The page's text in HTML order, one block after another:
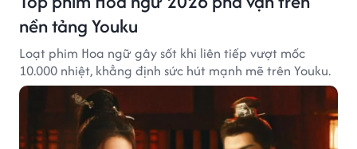
nền tảng Youku
Loạt phim Hoa ngữ gây sốt khi liên tiếp vượt mốc
10.000 nhiệt, khẳng định sức hút mạnh mẽ trên Youku.